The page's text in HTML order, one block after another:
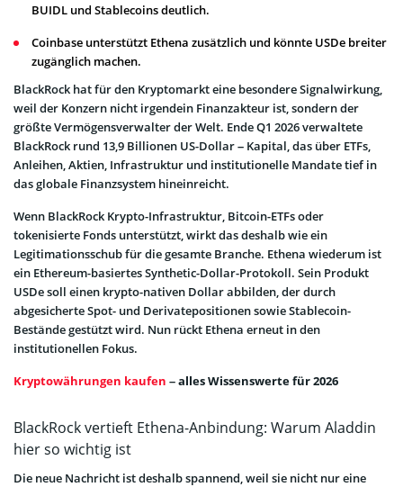
BUIDL und Stablecoins deutlich.
Coinbase unterstützt Ethena zusätzlich und könnte USDe breiter
zugänglich machen.
BlackRock hat für den Kryptomarkt eine besondere Signalwirkung,
weil der Konzern nicht irgendein Finanzakteur ist, sondern der
größte Vermögensverwalter der Welt. Ende Q1 2026 verwaltete
BlackRock rund 13,9 Billionen US-Dollar – Kapital, das über ETFs,
Anleihen, Aktien, Infrastruktur und institutionelle Mandate tief in
das globale Finanzsystem hineinreicht.
Wenn BlackRock Krypto-Infrastruktur, Bitcoin-ETFs oder
tokenisierte Fonds unterstützt, wirkt das deshalb wie ein
Legitimationsschub für die gesamte Branche. Ethena wiederum ist
ein Ethereum-basiertes Synthetic-Dollar-Protokoll. Sein Produkt
USDe soll einen krypto-nativen Dollar abbilden, der durch
abgesicherte Spot- und Derivatepositionen sowie Stablecoin-
Bestände gestützt wird. Nun rückt Ethena erneut in den
institutionellen Fokus.
Kryptowährungen kaufen – alles Wissenswerte für 2026
BlackRock vertieft Ethena-Anbindung: Warum Aladdin
hier so wichtig ist
Die neue Nachricht ist deshalb spannend, weil sie nicht nur eine